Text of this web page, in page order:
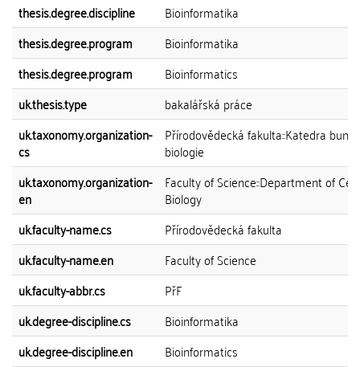
thesis.degree.discipline
Bioinformatika
thesis.degree.program
Bioinformatika
thesis.degree.program
Bioinformatics
uk.thesis.type
bakalářská práce
uk.taxonomy.organization-
cs
Přírodovědecká fakulta::Katedra
biologie
uk.taxonomy.organization-
en
Faculty of Science::Department of Cell
Biology
uk.faculty-name.cs
Přírodovědecká fakulta
uk.faculty-name.en
Faculty of Science
uk.faculty-abbr.cs
PřF
uk.degree-discipline.cs
Bioinformatika
uk.degree-discipline.en
Bioinformatics